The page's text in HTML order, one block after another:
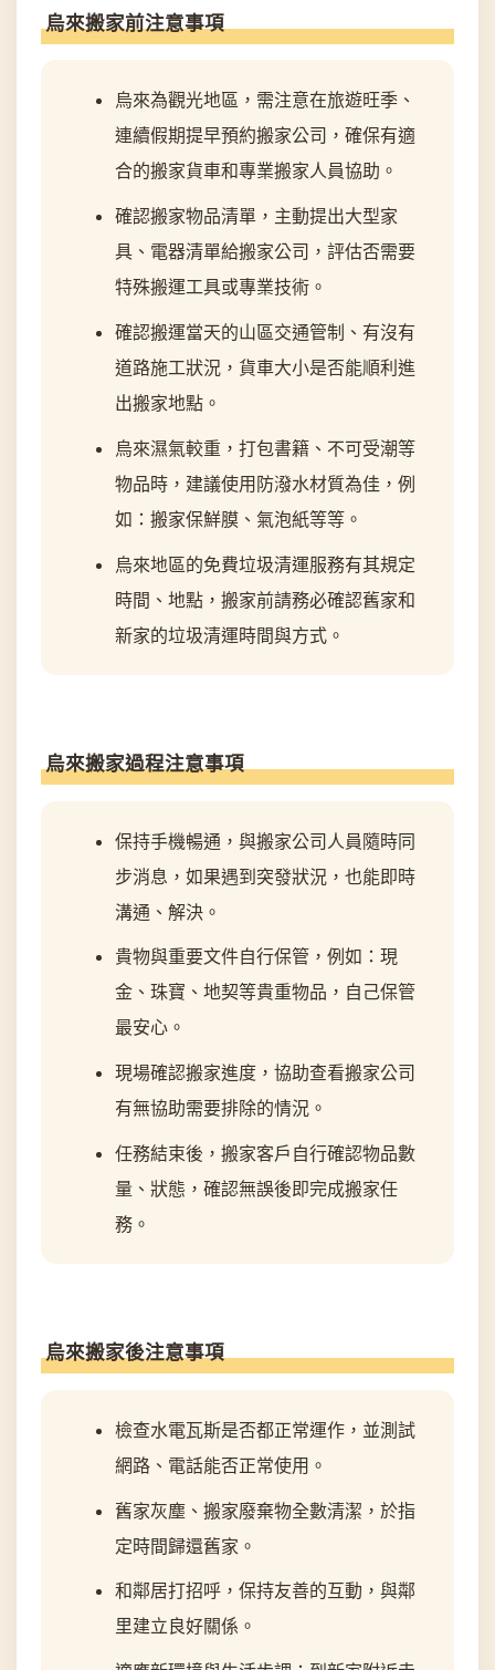
烏來搬家前注意事項
烏來為觀光地區，需注意在旅遊旺季、
連續假期提早預約搬家公司，確保有適
合的搬家貨車和專業搬家人員協助。
確認搬家物品清單，主動提出大型家
具、電器清單給搬家公司，評估否需要
特殊搬運工具或專業技術。
確認搬運當天的山區交通管制、有沒有
道路施工狀況，貨車大小是否能順利進
出搬家地點。
烏來濕氣較重，打包書籍、不可受潮等
物品時，建議使用防潑水材質為佳，例
如：搬家保鮮膜、氣泡紙等等。
烏來地區的免費垃圾清運服務有其規定
時間、地點，搬家前請務必確認舊家和
新家的垃圾清運時間與方式。
烏來搬家過程注意事項
保持手機暢通，與搬家公司人員隨時同
步消息，如果遇到突發狀況，也能即時
溝通、解決。
貴物與重要文件自行保管，例如：現
金、珠寶、地契等貴重物品，自己保管
最安心。
現場確認搬家進度，協助查看搬家公司
有無協助需要排除的情況。
任務結束後，搬家客戶自行確認物品數
量、狀態，確認無誤後即完成搬家任
務。
烏來搬家後注意事項
檢查水電瓦斯是否都正常運作，並測試
網路、電話能否正常使用。
舊家灰塵、搬家廢棄物全數清潔，於指
定時間歸還舊家。
和鄰居打招呼，保持友善的互動，與鄰
里建立良好關係。